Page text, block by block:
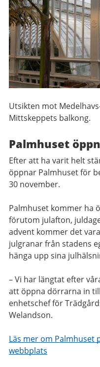
Utsikten mot
Mittskeppets balkong.
Palmhuset
Efter att ha varit helt
öppnar Palmhuset för
30 november.
Palmhuset kommer ha
förutom julafton,
advent kommer det
julgranar från stadens
hänga upp sina
– Vi har längtat efter
att öppna dörrarna in
enhetschef för
Welandson.
Läs mer om Palmhuset
webbplats